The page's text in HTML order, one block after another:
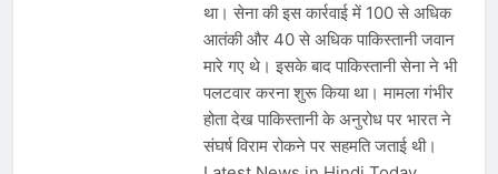
था। सेना की इस कार्रवाई में 100 से अधिक
आतंकी और 40 से अधिक पाकिस्तानी जवान
मारे गए थे। इसके बाद पाकिस्तानी सेना ने भी
पलटवार करना शुरू किया था। मामला गंभीर
होता देख पाकिस्तानी के अनुरोध पर भारत ने
संघर्ष विराम रोकने पर सहमति जताई थी।